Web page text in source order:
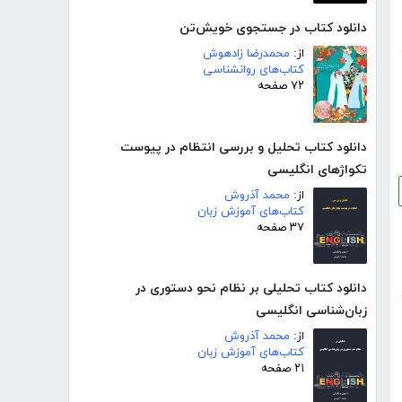
دانلود کتاب در جستجوی خویش‌تن
از: محمدرضا زادهوش
کتاب‌های روانشناسی
۷۲ صفحه
دانلود کتاب تحلیل و بررسی انتظام در پیوست
تکواژهای انگلیسی
از: محمد آذروش
کتاب‌های آموزش زبان
۳۷ صفحه
دانلود کتاب تحلیلی بر نظام نحو دستوری در
زبان‌شناسی انگلیسی
از: محمد آذروش
کتاب‌های آموزش زبان
۲۱ صفحه